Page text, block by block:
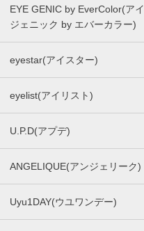
EYE GENIC by EverColor(アイ
ジェニック by エバーカラー)
eyestar(アイスター)
eyelist(アイリスト)
U.P.D(アプデ)
ANGELIQUE(アンジェリーク)
Uyu1DAY(ウユワンデー)